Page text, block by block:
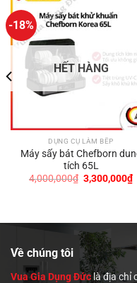
-18%
HẾT HÀNG
DỤNG CỤ LÀM BẾP
Máy sấy bát Chefborn
tích 65L
4,000,000₫ Giá
gốc
3,300,000₫
Về chúng tôi
Vua Gia Dụng Đứclà địa chỉ